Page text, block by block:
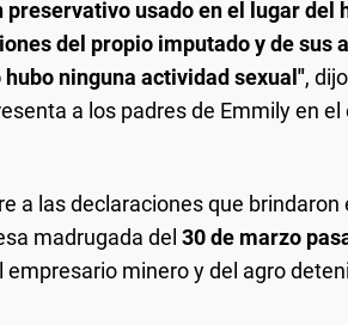
preservativo usado en el lugar del
del propio imputado y de sus
hubo ninguna actividad sexual",
a los padres de Emmily en
a las declaraciones que
madrugada del 30 de marzo
minero y del agro